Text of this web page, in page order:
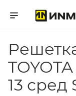
13 сред